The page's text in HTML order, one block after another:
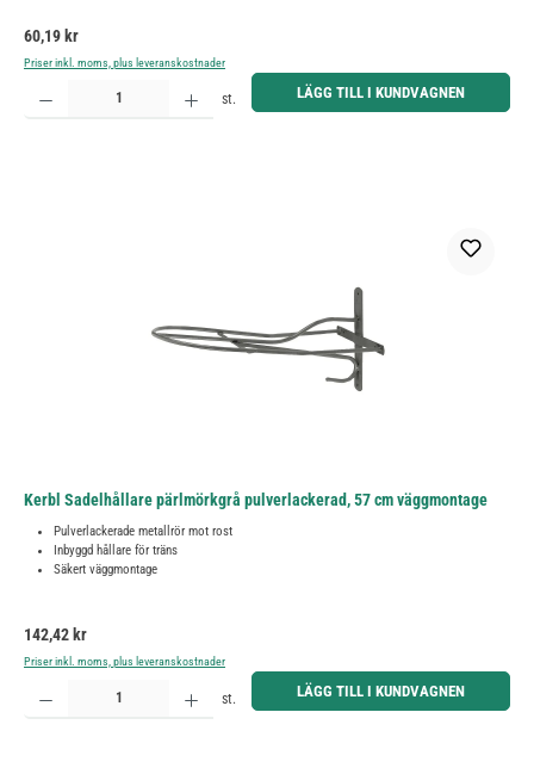
Ordinarie pris:
60,19 kr
Priser inkl. moms, plus leveranskostnader
Produktkvantitet: Ange önskat belopp eller använd knapparna för att öka eller minska kvantiteten.
st. LÄGG TILL I KUNDVAGNEN
Kerbl Sadelhållare pärlmörkgrå pulverlackerad, 57 cm väggmontage
Pulverlackerade metallrör mot rost
Inbyggd hållare för träns
Säkert väggmontage
Ordinarie pris:
142,42 kr
Priser inkl. moms, plus leveranskostnader
Produktkvantitet: Ange önskat belopp eller använd knapparna för att öka eller minska kvantiteten.
st. LÄGG TILL I KUNDVAGNEN